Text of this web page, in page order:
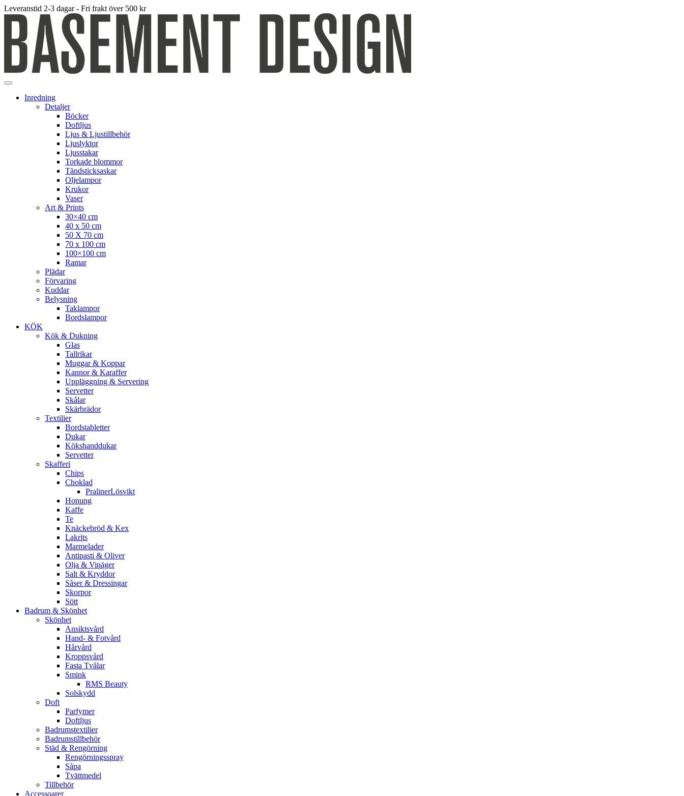
Leveranstid 2-3 dagar - Fri frakt över 500 kr
Inredning
Detaljer
Böcker
Doftljus
Ljus & Ljustillbehör
Ljuslyktor
Ljusstakar
Torkade blommor
Tändsticksaskar
Oljelampor
Krukor
Vaser
Art & Prints
30×40 cm
40 x 50 cm
50 X 70 cm
70 x 100 cm
100×100 cm
Ramar
Plädar
Förvaring
Kuddar
Belysning
Taklampor
Bordslampor
KÖK
Kök & Dukning
Glas
Tallrikar
Muggar & Koppar
Kannor & Karaffer
Uppläggning & Servering
Servetter
Skålar
Skärbrädor
Textilier
Bordstabletter
Dukar
Kökshanddukar
Servetter
Skafferi
Chips
Choklad
PralinerLösvikt
Honung
Kaffe
Te
Knäckebröd & Kex
Lakrits
Marmelader
Antipasti & Oliver
Olja & Vinäger
Salt & Kryddor
Såser & Dressingar
Skorpor
Sött
Badrum & Skönhet
Skönhet
Ansiktsvård
Hand- & Fotvård
Hårvård
Kroppsvård
Fasta Tvålar
Smink
RMS Beauty
Solskydd
Doft
Parfymer
Doftljus
Badrumstextilier
Badrumstillbehör
Städ & Rengörning
Rengörningsspray
Såpa
Tvättmedel
Tillbehör
Accessoarer